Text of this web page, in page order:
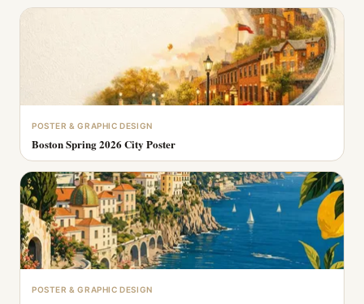
POSTER & GRAPHIC DESIGN
Boston Spring 2026 City Poster
POSTER & GRAPHIC DESIGN